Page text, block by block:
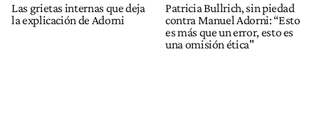
Las grietas internas que deja
la explicación de Adorni
Patricia Bullrich, sin piedad
contra Manuel Adorni: “Esto
es más que un error, esto es
una omisión ética"